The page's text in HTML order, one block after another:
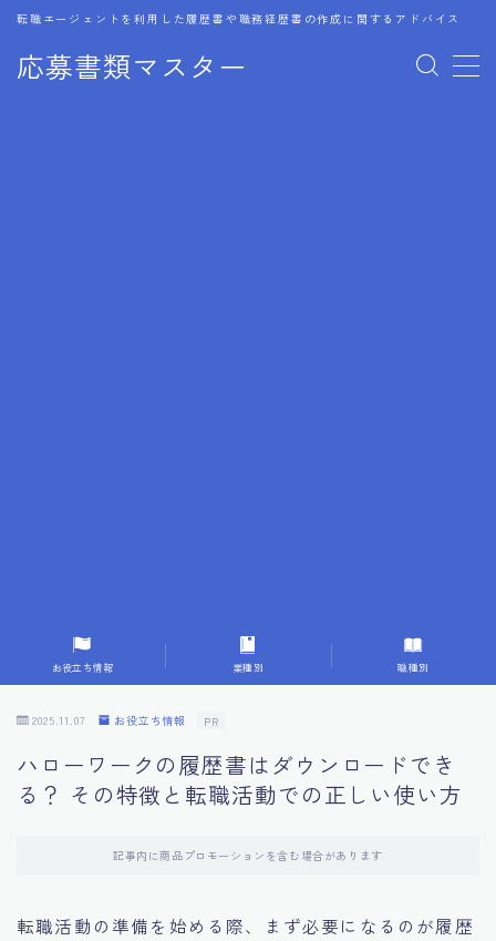
応募書類マスター
転職エージェントを利用した履歴書や職務経歴書の作成に関するアドバイス
MENU
9.転職成功者の事例分析とアドバイス
10.面接官に好印象を与える方法
11.キャリアアップを目指す人の応募書類
お役立ち情報 業種別 職種別
2025.11.07 お役立ち情報 PR
ハローワークの履歴書はダウンロードでき
る？ その特徴と転職活動での正しい使い方
記事内に商品プロモーションを含む場合があります
転職活動の準備を始める際、まず必要になるのが履歴